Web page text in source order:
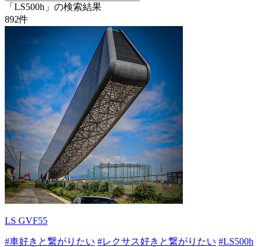
「LS500h」の検索結果
892件
LS GVF55
#車好きと繋がりたい #レクサス好きと繋がりたい #LS500h